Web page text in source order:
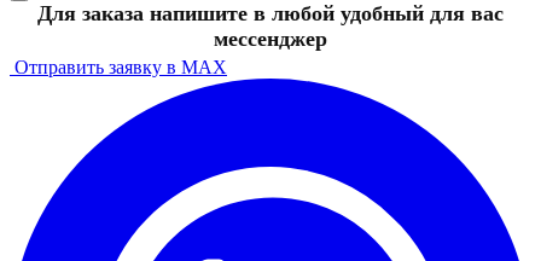
Для заказа напишите в любой удобный для вас
мессенджер
Отправить заявку в MAX